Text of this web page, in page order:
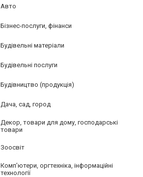
Авто
Бізнес-послуги, фінанси
Будівельні матеріали
Будівельні послуги
Будівництво (продукція)
Дача, сад, город
Декор, товари для дому, господарські
товари
Зоосвіт
Комп’ютери, оргтехніка, інформаційні
технології